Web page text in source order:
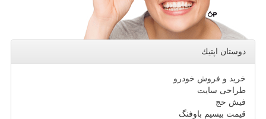
دوستان اپتیك
خرید و فروش خودرو
طراحی سایت
فیش حج
قیمت بیسیم باوفنگ